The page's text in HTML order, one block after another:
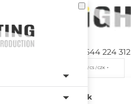
+420 544 224 312
/ CS / CZK
Jazyk